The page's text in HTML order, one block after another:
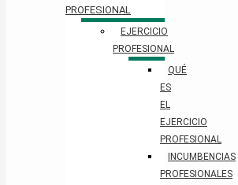
PROFESIONAL
EJERCICIO
PROFESIONAL
QUÉ
ES
EL
EJERCICIO
PROFESIONAL
INCUMBENCIAS
PROFESIONALES